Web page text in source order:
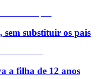
sem substituir os pais
a filha de 12 anos